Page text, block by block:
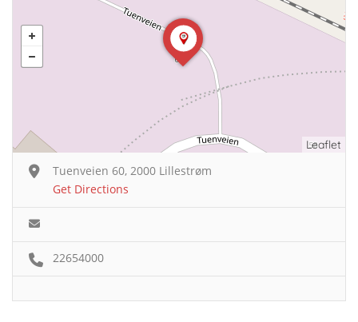
Leaflet
Tuenveien 60, 2000 Lillestrøm
Get Directions
22654000